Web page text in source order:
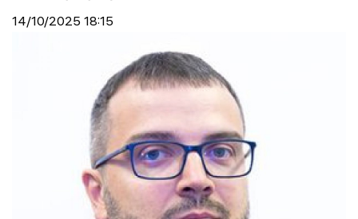
14/10/2025 18:15